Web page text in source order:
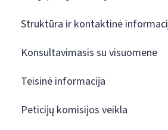
Struktūra ir kontaktinė
Konsultavimasis su visuomene
Teisinė informacija
Peticijų komisijos veikla